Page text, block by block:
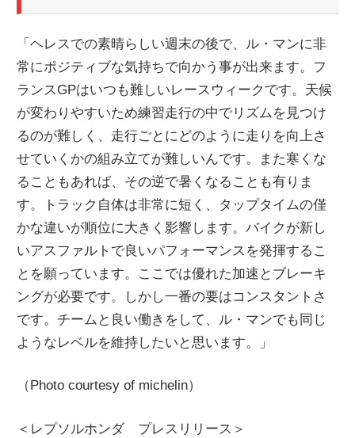
ー
ス
「ヘレスでの素晴らしい週末の後で、ル・マンに非
常にポジティブな気持ちで向かう事が出来ます。フ
ランスGPはいつも難しいレースウィークです。天候
が変わりやすいため練習走行の中でリズムを見つけ
るのが難しく、走行ごとにどのように走りを向上さ
せていくかの組み立てが難しいんです。また寒くな
ることもあれば、その逆で暑くなることも有りま
す。トラック自体は非常に短く、タップタイムの僅
かな違いが順位に大きく影響します。バイクが新し
いアスファルトで良いパフォーマンスを発揮するこ
とを願っています。ここでは優れた加速とブレーキ
ングが必要です。しかし一番の要はコンスタントさ
です。チームと良い働きをして、ル・マンでも同じ
ようなレベルを維持したいと思います。」
（Photo courtesy of michelin）
＜レプソルホンダ プレスリリース＞